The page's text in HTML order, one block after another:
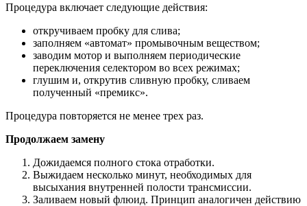
Процедура включает следующие действия:
откручиваем пробку для слива;
заполняем «автомат» промывочным веществом;
заводим мотор и выполняем периодические
переключения селектором во всех режимах;
глушим и, открутив сливную пробку, сливаем
полученный «премикс».
Процедура повторяется не менее трех раз.
Продолжаем замену
Дожидаемся полного стока отработки.
Выжидаем несколько минут, необходимых для
высыхания внутренней полости трансмиссии.
Заливаем новый флюид. Принцип аналогичен действию